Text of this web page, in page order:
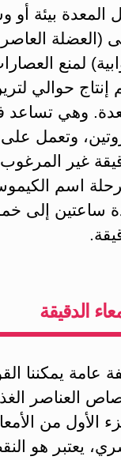
المعدة بيئة
(العضلة
لمنع
إنتاج حوالي
وهي تساعد
وتعمل
غير
ساعتين إلى
الدقيقة
عامة يمكننا
العناصر
الأول من
يعتبر هو